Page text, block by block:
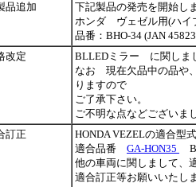
品追加
下記製品の発売を開始
ホンダ ヴェゼル用(ハイ
品番：BHO-34 (JAN
改定
BLLEDミラー に関しま
なお 現在欠品中の品や
りますので
ご了承下さい。
ご不明な点などございま
訂正
HONDA VEZELの適合型
適合品番 GA-HON35
他の車両に関しまして、
適合訂正等お願いいたし